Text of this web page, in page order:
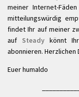
meiner Internet-
mitteilungswürdig
findet Ihr auf meiner
auf Steady könnt
abonnieren. Herzlichen
Euer humaldo